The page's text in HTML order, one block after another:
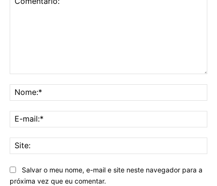
Salvar o meu nome, e-mail e site neste navegador para a
próxima vez que eu comentar.